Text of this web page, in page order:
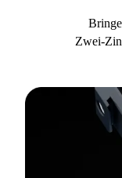
Zwei-